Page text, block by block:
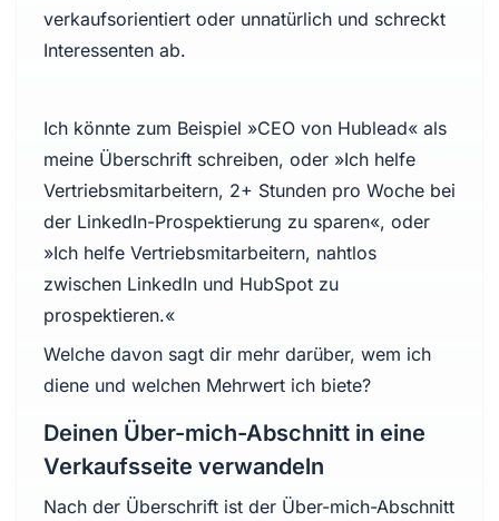
verkaufsorientiert oder unnatürlich und schreckt
Interessenten ab.
Ich könnte zum Beispiel »CEO von Hublead« als
meine Überschrift schreiben, oder »Ich helfe
Vertriebsmitarbeitern, 2+ Stunden pro Woche bei
der LinkedIn-Prospektierung zu sparen«, oder
»Ich helfe Vertriebsmitarbeitern, nahtlos
zwischen LinkedIn und HubSpot zu
prospektieren.«
Welche davon sagt dir mehr darüber, wem ich
diene und welchen Mehrwert ich biete?
Deinen Über-mich-Abschnitt in eine
Verkaufsseite verwandeln
Nach der Überschrift ist der Über-mich-Abschnitt